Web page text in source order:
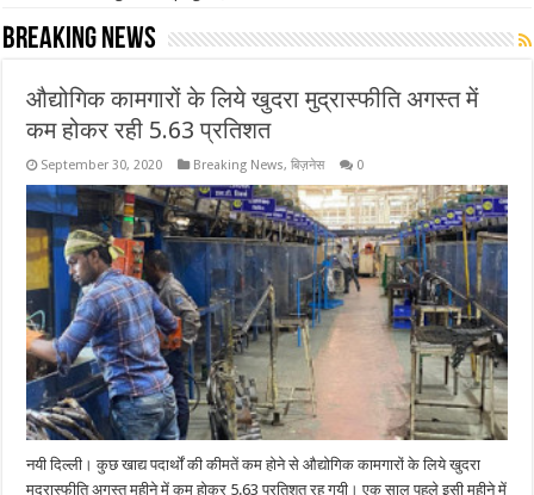
Breaking News
औद्योगिक कामगारों के लिये खुदरा मुद्रास्फीति अगस्त में
कम होकर रही 5.63 प्रतिशत
September 30, 2020 Breaking News,बिज़नेस 0
नयी दिल्ली। कुछ खाद्य पदार्थों की कीमतें कम होने से औद्योगिक कामगारों के लिये खुदरा
मुद्रास्फीति अगस्त महीने में कम होकर 5.63 प्रतिशत रह गयी। एक साल पहले इसी महीने में